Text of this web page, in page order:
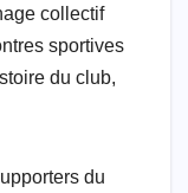
collectif
sportives
du club,
du